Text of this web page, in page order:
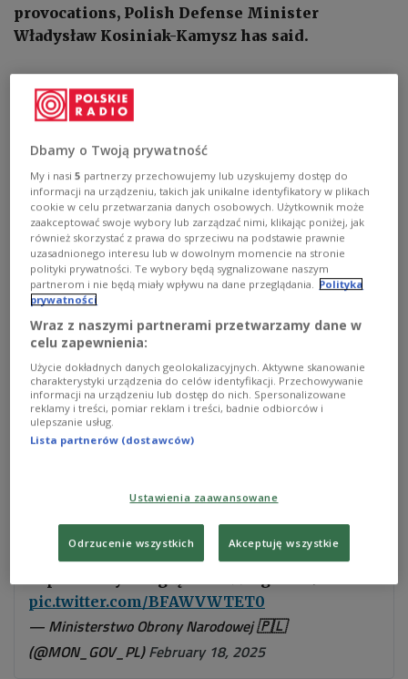
provocations, Polish Defense Minister
Władysław Kosiniak-Kamysz has said.
Polish Deputy Prime Minister and Defense Minister Władysław Kosiniak-
Speaking to broadcaster Polsat News on Tuesday,
Kosiniak-Kamysz reaffirmed Poland's position
after both he and Prime Minister Donald Tusk
made similar statements the previous day.
@PolsatNewsPLbędzie wicepremier W.
pic.twitter.com/BFAWVWTET0
— Ministerstwo Obrony Narodowej 🇵🇱
(@MON_GOV_PL)February 18, 2025
Dbamy o Twoją prywatność
My i nasi5 partnerzy przechowujemy lub uzyskujemy dostęp do
informacji na urządzeniu, takich jak unikalne identyfikatory w plikach
cookie w celu przetwarzania danych osobowych. Użytkownik może
zaakceptować swoje wybory lub zarządzać nimi, klikając poniżej, jak
również skorzystać z prawa do sprzeciwu na podstawie prawnie
uzasadnionego interesu lub w dowolnym momencie na stronie
polityki prywatności. Te wybory będą sygnalizowane naszym
partnerom i nie będą miały wpływu na dane przeglądania.
Polityka
prywatności
Wraz z naszymi partnerami przetwarzamy dane w
celu zapewnienia:
Użycie dokładnych danych geolokalizacyjnych. Aktywne skanowanie
charakterystyki urządzenia do celów identyfikacji. Przechowywanie
informacji na urządzeniu lub dostęp do nich. Spersonalizowane
reklamy i treści, pomiar reklam i treści, badnie odbiorców i
ulepszanie usług.
Lista partnerów (dostawców)
Ustawienia zaawansowane
Odrzucenie wszystkich Akceptuję wszystkie